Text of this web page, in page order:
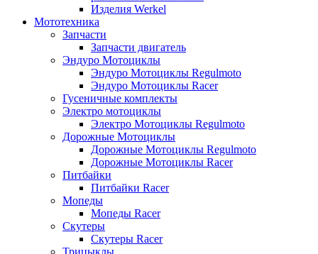
Изделия Werkel
Мототехника
Запчасти
Запчасти двигатель
Эндуро Мотоциклы
Эндуро Мотоциклы Regulmoto
Эндуро Мотоциклы Racer
Гусеничные комплекты
Электро мотоциклы
Электро Мотоциклы Regulmoto
Дорожные Мотоциклы
Дорожные Мотоциклы Regulmoto
Дорожные Мотоциклы Racer
Питбайки
Питбайки Racer
Мопеды
Мопеды Racer
Скутеры
Скутеры Racer
Трицыклы